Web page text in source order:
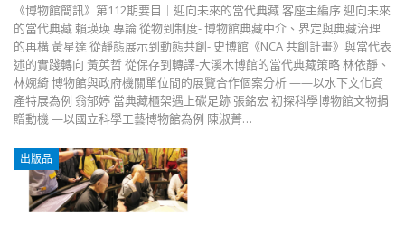
《博物館簡訊》第112期要目｜迎向未來的當代典藏 客座主編序 迎向未來
的當代典藏 賴瑛瑛 專論 從物到制度- 博物館典藏中介、界定與典藏治理
的再構 黃星達 從靜態展示到動態共創- 史博館《NCA 共創計畫》與當代表
述的實踐轉向 黃英哲 從保存到轉譯-大溪木博館的當代典藏策略 林依靜、
林婉綺 博物館與政府機關單位間的展覽合作個案分析 ——以水下文化資
產特展為例 翁郁婷 當典藏櫃架遇上碳足跡 張銘宏 初探科學博物館文物捐
贈動機 —以國立科學工藝博物館為例 陳淑菁…
出版品